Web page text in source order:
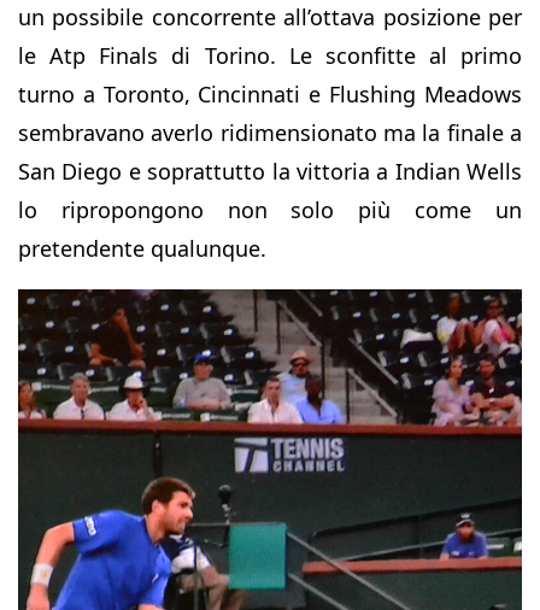
un possibile concorrente all’ottava posizione per
le Atp Finals di Torino. Le sconfitte al primo
turno a Toronto, Cincinnati e Flushing Meadows
sembravano averlo ridimensionato ma la finale a
San Diego e soprattutto la vittoria a Indian Wells
lo ripropongono non solo più come un
pretendente qualunque.